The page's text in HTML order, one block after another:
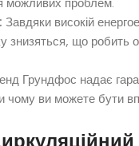
можливих проблем.
Завдяки високій
знизяться, що робить
Грундфос надає
чому ви можете бути